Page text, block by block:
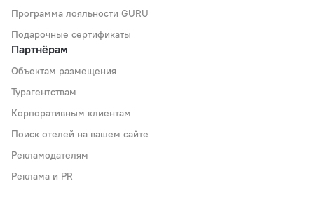
Программа лояльности GURU
Подарочные сертификаты
Партнёрам
Объектам размещения
Турагентствам
Корпоративным клиентам
Поиск отелей на вашем сайте
Рекламодателям
Реклама и PR